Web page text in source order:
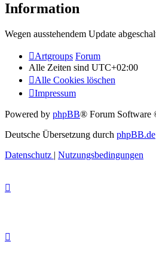
Information
Wegen ausstehendem Update
Artgroups Forum
Alle Zeiten sind UTC+02:00
Alle Cookies löschen
Impressum
Powered by phpBB® Forum Software
Deutsche Übersetzung durch phpBB.de
Datenschutz | Nutzungsbedingungen